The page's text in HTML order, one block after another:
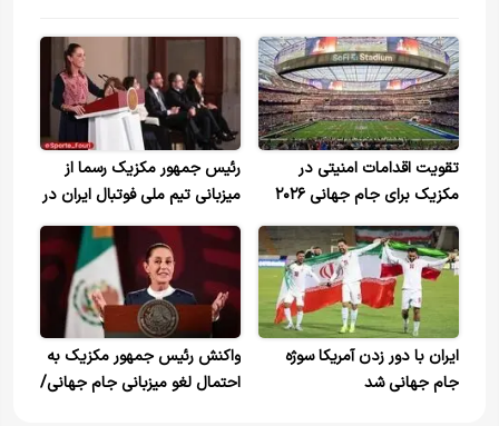
تقویت اقدامات امنیتی در
مکزیک برای جام جهانی ۲۰۲۶
رئیس جمهور مکزیک رسما از
میزبانی تیم ملی فوتبال ایران در
جام جهانی خبر داد
ایران با دور زدن آمریکا سوژه
جام جهانی شد
واکنش رئیس جمهور مکزیک به
احتمال لغو میزبانی جام جهانی/